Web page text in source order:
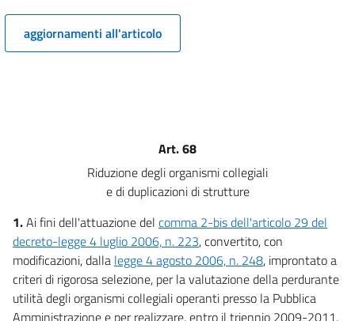
6 sexies
Capo IV
Casa e infrastrutture
11
12
13
14
aggiornamenti all'articolo
Art. 68
Riduzione degli organismi collegiali
e di duplicazioni di strutture
1.Ai fini dell'attuazione del comma 2-bis dell'articolo 29 del
decreto-legge 4 luglio 2006, n. 223, convertito, con
modificazioni, dalla legge 4 agosto 2006, n. 248, improntato a
criteri di rigorosa selezione, per la valutazione della perdurante
utilità degli organismi collegiali operanti presso la Pubblica
Amministrazione e per realizzare, entro il triennio 2009-2011,